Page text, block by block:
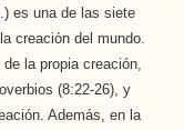
es una de las siete
creación del mundo.
la propia creación,
(8:22-26), y
Además, en la